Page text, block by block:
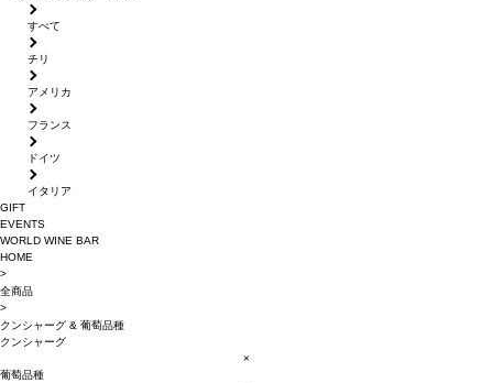
すべて
チリ
アメリカ
フランス
ドイツ
イタリア
GIFT
EVENTS
WORLD WINE BAR
HOME
>
全商品
>
クンシャーグ& 葡萄品種
クンシャーグ
×
葡萄品種